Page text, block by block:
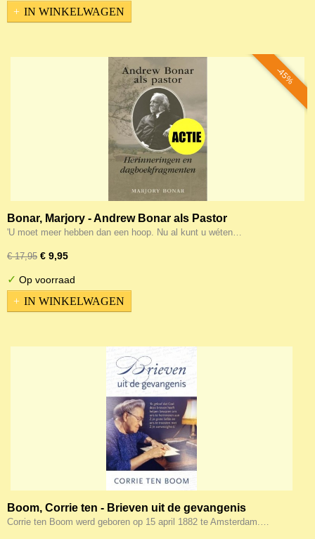
IN WINKELWAGEN
-45%
Bonar, Marjory - Andrew Bonar als Pastor
'U moet meer hebben dan een hoop. Nu al kunt u wéten…
€ 17,95 € 9,95
✓ Op voorraad
IN WINKELWAGEN
Boom, Corrie ten - Brieven uit de gevangenis
Corrie ten Boom werd geboren op 15 april 1882 te Amsterdam.…